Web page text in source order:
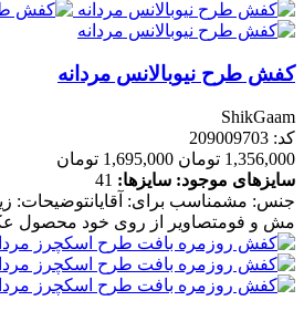
کفش طرح نیوبالانس مردانه
ShikGaam
کد: 209009703
1,356,000 تومان
1,695,000 تومان
سایزهای موجود: سایزها: 41
جنس: مشمناسب برای: آقایانتوضیحات:
مش و فومتصاویر از روی خود محصول